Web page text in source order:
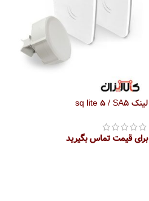
لینک sq lite 5 / SA5
برای قیمت تماس بگیرید